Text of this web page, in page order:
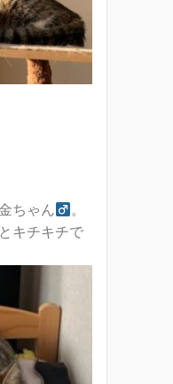
ちゃん
。
キチキチで